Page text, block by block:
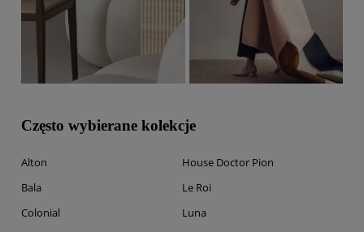
Często wybierane kolekcje
Alton
Bala
Colonial
House Doctor Pion
Le Roi
Luna